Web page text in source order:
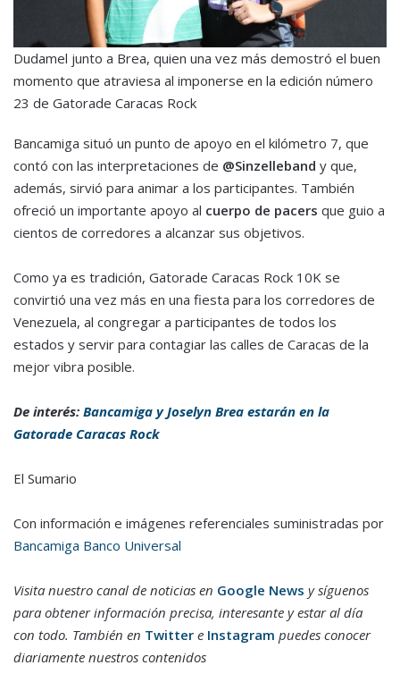
Dudamel junto a Brea, quien una vez más demostró el buen
momento que atraviesa al imponerse en la edición número
23 de Gatorade Caracas Rock
Bancamiga situó un punto de apoyo en el kilómetro 7, que
contó con las interpretaciones de @Sinzelleband y que,
además, sirvió para animar a los participantes. También
ofreció un importante apoyo al cuerpo de pacers que guio a
cientos de corredores a alcanzar sus objetivos.
Como ya es tradición, Gatorade Caracas Rock 10K se
convirtió una vez más en una fiesta para los corredores de
Venezuela, al congregar a participantes de todos los
estados y servir para contagiar las calles de Caracas de la
mejor vibra posible.
De interés: Bancamiga y Joselyn Brea estarán en la
Gatorade Caracas Rock
El Sumario
Con información e imágenes referenciales suministradas por
Bancamiga Banco Universal
Visita nuestro canal de noticias en Google News y síguenos
para obtener información precisa, interesante y estar al día
con todo. También en Twitter e Instagram puedes conocer
diariamente nuestros contenidos